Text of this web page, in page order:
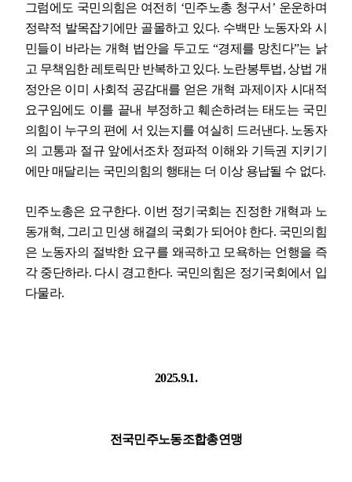
그럼에도 국민의힘은 여전히 ‘민주노총 청구서 ’ 운운하며
정략적 발목잡기에만 골몰하고 있다. 수백만 노동자와 시
민들이 바라는 개혁 법안을 두고도 “경제를 망친다”는 낡
고 무책임한 레토릭만 반복하고 있다. 노란봉투법,상법 개
정안은 이미 사회적 공감대를 얻은 개혁 과제이자 시대적
요구임에도 이를 끝내 부정하고 훼손하려는 태도는 국민
의힘이 누구의 편에 서 있는지를 여실히 드러낸다. 노동자
의 고통과 절규 앞에서조차 정파적 이해와 기득권 지키기
에만 매달리는 국민의힘의 행태는 더 이상 용납될 수 없다.
민주노총은 요구한다. 이번 정기국회는 진정한 개혁과 노
동개혁, 그리고 민생 해결의 국회가 되어야 한다. 국민의힘
은 노동자의 절박한 요구를 왜곡하고 모욕하는 언행을 즉
각 중단하라. 다시 경고한다. 국민의힘은 정기국회에서 입
다물라.
2025.9.1.
전국민주노동조합총연맹